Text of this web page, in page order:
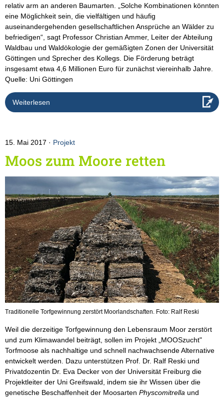
relativ arm an anderen Baumarten. „Solche Kombinationen könnten
eine Möglichkeit sein, die vielfältigen und häufig
auseinandergehenden gesellschaftlichen Ansprüche an Wälder zu
befriedigen“, sagt Professor Christian Ammer, Leiter der Abteilung
Waldbau und Waldökologie der gemäßigten Zonen der Universität
Göttingen und Sprecher des Kollegs. Die Förderung beträgt
insgesamt etwa 4,6 Millionen Euro für zunächst viereinhalb Jahre.
Quelle: Uni Göttingen
Weiterlesen
15. Mai 2017 Projekt
Moos zum Moore retten
Traditionelle Torfgewinnung zerstört Moorlandschaften. Foto: Ralf Reski
Weil die derzeitige Torfgewinnung den Lebensraum Moor zerstört
und zum Klimawandel beiträgt, sollen im Projekt „MOOSzucht"
Torfmoose als nachhaltige und schnell nachwachsende Alternative
entwickelt werden. Dazu unterstützen Prof. Dr. Ralf Reski und
Privatdozentin Dr. Eva Decker von der Universität Freiburg die
Projektleiter der Uni Greifswald, indem sie ihr Wissen über die
genetische Beschaffenheit der Moosarten Physcomitrella und